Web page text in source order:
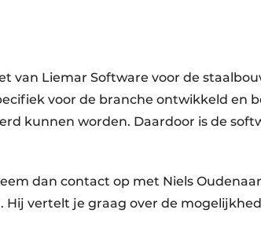
van Liemar Software voor de
voor de branche ontwikkeld en
kunnen worden. Daardoor is de
dan contact op met Niels
Hij vertelt je graag over de